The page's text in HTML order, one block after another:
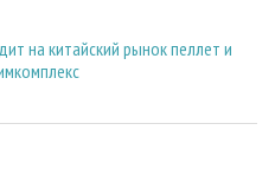
на китайский рынок пеллет и